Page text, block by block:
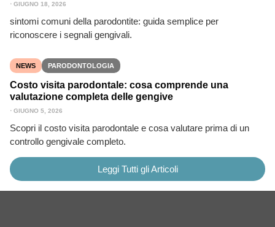
⋅ GIUGNO 18, 2026
sintomi comuni della parodontite: guida semplice per
riconoscere i segnali gengivali.
NEWS PARODONTOLOGIA
Costo visita parodontale: cosa comprende una
valutazione completa delle gengive
⋅ GIUGNO 5, 2026
Scopri il costo visita parodontale e cosa valutare prima di un
controllo gengivale completo.
Leggi Tutti gli Articoli